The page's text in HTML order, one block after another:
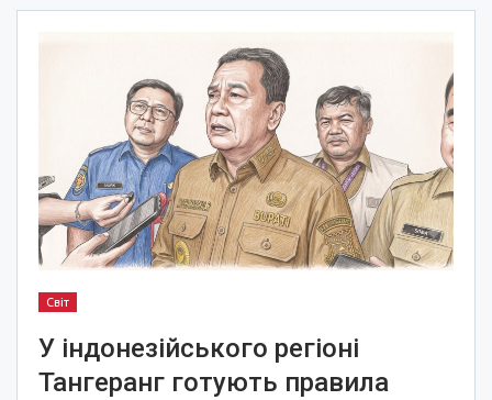
Світ
У індонезійського регіоні
Тангеранг готують правила